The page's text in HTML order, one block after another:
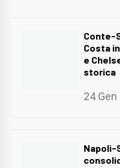
Conte-
Costa
e
storica
24 Gen
Napoli-